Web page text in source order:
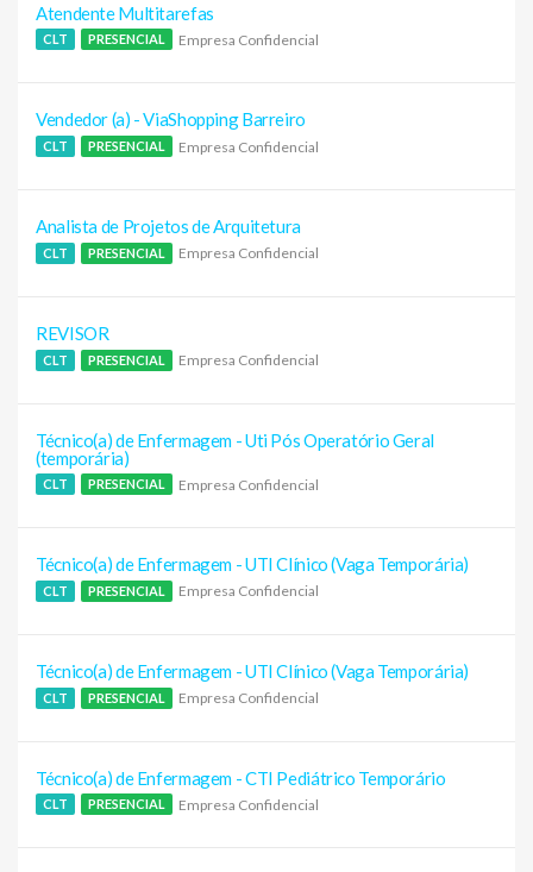
Atendente Multitarefas
CLT PRESENCIAL Empresa Confidencial
Vendedor (a) - ViaShopping Barreiro
CLT PRESENCIAL Empresa Confidencial
Analista de Projetos de Arquitetura
CLT PRESENCIAL Empresa Confidencial
REVISOR
CLT PRESENCIAL Empresa Confidencial
Técnico(a) de Enfermagem - Uti Pós Operatório Geral
(temporária)
CLT PRESENCIAL Empresa Confidencial
Técnico(a) de Enfermagem - UTI Clínico (Vaga Temporária)
CLT PRESENCIAL Empresa Confidencial
Técnico(a) de Enfermagem - UTI Clínico (Vaga Temporária)
CLT PRESENCIAL Empresa Confidencial
Técnico(a) de Enfermagem - CTI Pediátrico Temporário
CLT PRESENCIAL Empresa Confidencial